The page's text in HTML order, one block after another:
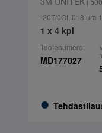
-20T/0Of, 018 ura
1 x 4 kpl
Tuotenumero:
MD177027